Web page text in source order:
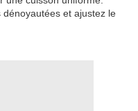
et ajustez le